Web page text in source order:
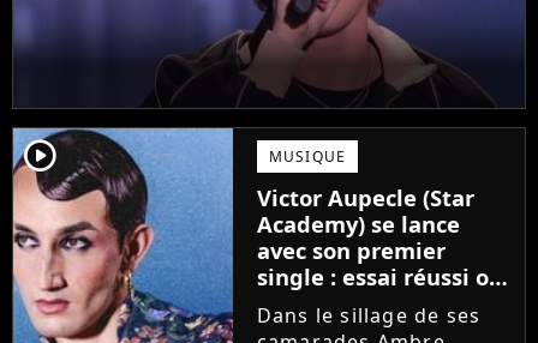
player2 MUSIQUE
Victor Aupecle (Star
Academy) se lance
avec son premier
single : essai réussi ou
manqué ? Voici notre
avis !
Dans le sillage de ses